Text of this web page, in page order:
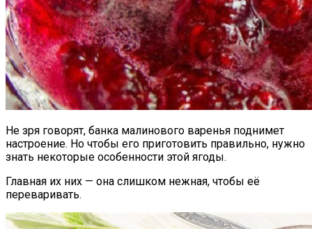
Не зря говорят, банка малинового варенья поднимет
настроение. Но чтобы его приготовить правильно, нужно
знать некоторые особенности этой ягоды.
Главная их них — она слишком нежная, чтобы её
переваривать.